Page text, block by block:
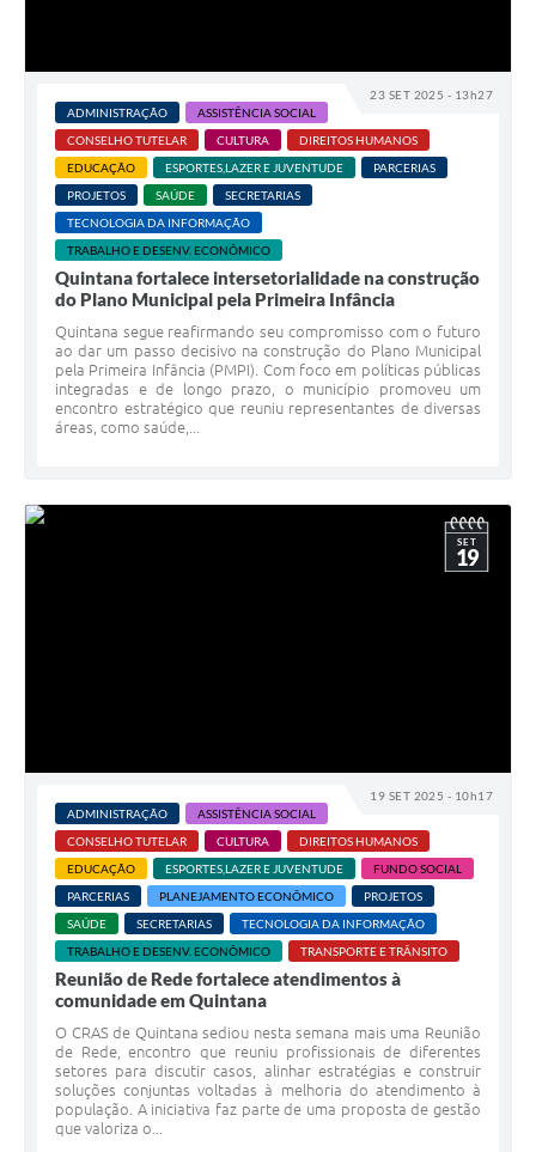
23 SET 2025 - 13h27
ADMINISTRAÇÃO
ASSISTÊNCIA SOCIAL
CONSELHO TUTELAR
CULTURA
DIREITOS HUMANOS
EDUCAÇÃO
ESPORTES,LAZER E JUVENTUDE
PARCERIAS
PROJETOS
SAÚDE
SECRETARIAS
TECNOLOGIA DA INFORMAÇÃO
TRABALHO E DESENV. ECONÔMICO
Quintana fortalece intersetorialidade na construção
do Plano Municipal pela Primeira Infância
Quintana segue reafirmando seu compromisso com o futuro
ao dar um passo decisivo na construção do Plano Municipal
pela Primeira Infância (PMPI). Com foco em políticas públicas
integradas e de longo prazo, o município promoveu um
encontro estratégico que reuniu representantes de diversas
áreas, como saúde,...
19 SET 2025 - 10h17
SET
19
ADMINISTRAÇÃO
ASSISTÊNCIA SOCIAL
CONSELHO TUTELAR
CULTURA
DIREITOS HUMANOS
EDUCAÇÃO
ESPORTES,LAZER E JUVENTUDE
FUNDO SOCIAL
PARCERIAS
PLANEJAMENTO ECONÔMICO
PROJETOS
SAÚDE
SECRETARIAS
TECNOLOGIA DA INFORMAÇÃO
TRABALHO E DESENV. ECONÔMICO
TRANSPORTE E TRÂNSITO
Reunião de Rede fortalece atendimentos à
comunidade em Quintana
O CRAS de Quintana sediou nesta semana mais uma Reunião
de Rede, encontro que reuniu profissionais de diferentes
setores para discutir casos, alinhar estratégias e construir
soluções conjuntas voltadas à melhoria do atendimento à
população. A iniciativa faz parte de uma proposta de gestão
que valoriza o...